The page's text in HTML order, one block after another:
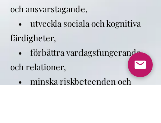
och ansvarstagande,
• utveckla sociala och kognitiva
färdigheter,
• förbättra vardagsfungerande
och relationer,
• minska riskbeteenden och